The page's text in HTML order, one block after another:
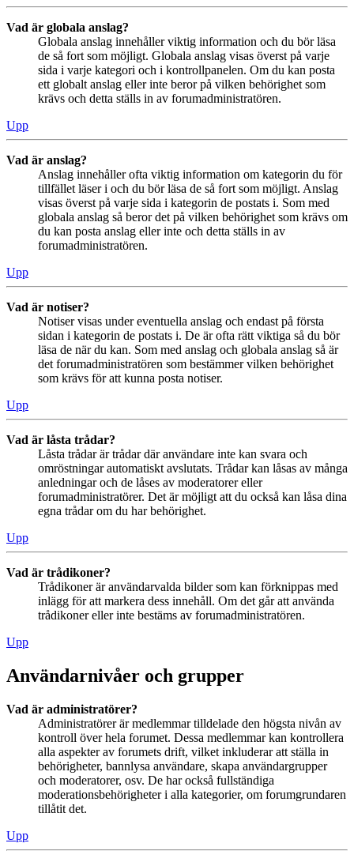
Vad är globala anslag?
Globala anslag innehåller viktig information och du bör läsa
de så fort som möjligt. Globala anslag visas överst på varje
sida i varje kategori och i kontrollpanelen. Om du kan posta
ett globalt anslag eller inte beror på vilken behörighet som
krävs och detta ställs in av forumadministratören.
Upp
Vad är anslag?
Anslag innehåller ofta viktig information om kategorin du för
tillfället läser i och du bör läsa de så fort som möjligt. Anslag
visas överst på varje sida i kategorin de postats i. Som med
globala anslag så beror det på vilken behörighet som krävs om
du kan posta anslag eller inte och detta ställs in av
forumadministratören.
Upp
Vad är notiser?
Notiser visas under eventuella anslag och endast på första
sidan i kategorin de postats i. De är ofta rätt viktiga så du bör
läsa de när du kan. Som med anslag och globala anslag så är
det forumadministratören som bestämmer vilken behörighet
som krävs för att kunna posta notiser.
Upp
Vad är låsta trådar?
Låsta trådar är trådar där användare inte kan svara och
omröstningar automatiskt avslutats. Trådar kan låsas av många
anledningar och de låses av moderatorer eller
forumadministratörer. Det är möjligt att du också kan låsa dina
egna trådar om du har behörighet.
Upp
Vad är trådikoner?
Trådikoner är användarvalda bilder som kan förknippas med
inlägg för att markera dess innehåll. Om det går att använda
trådikoner eller inte bestäms av forumadministratören.
Upp
Användarnivåer och grupper
Vad är administratörer?
Administratörer är medlemmar tilldelade den högsta nivån av
kontroll över hela forumet. Dessa medlemmar kan kontrollera
alla aspekter av forumets drift, vilket inkluderar att ställa in
behörigheter, bannlysa användare, skapa användargrupper
och moderatorer, osv. De har också fullständiga
moderationsbehörigheter i alla kategorier, om forumgrundaren
tillåtit det.
Upp